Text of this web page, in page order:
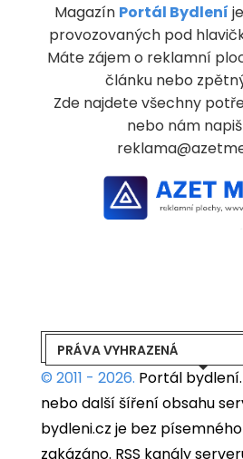
Magazín Portál Bydlení
provozovaných pod
Máte zájem o reklamní
článku nebo
Zde najdete všechny
nebo nám
PRÁVA VYHRAZENÁ
© 2011 - 2026. Portál bydlení.
nebo další šíření obsahu
bydleni.cz je bez
zakázáno. RSS kanály